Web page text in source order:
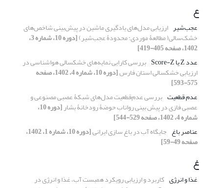
ع
عجب‌شیر ارزیابی مدل‌های یادگیری ماشین در پیش‌بینی شاخص‌های
خشک‌سالی( مطالعۀ موردی: محدودۀ عجب‌شیر) [دوره 10، شماره 3،
1402، صفحه 405-419]
عدد Z یا Score-Z
بررسی کارایی نمایه‌های خشکسالی هواشناسی در
ارزیابی خشکسالی استان فارس [دوره 10، شماره 4، 1402، صفحه
575-593]
عدم قطعیت بررسی عدم‌قطعیت مدل‌های شبکۀ عصبی مصنوعی و
عصبی فازی در پیش بینی رواناب حوضۀ رودخانۀ بشار [دوره 10،
شماره 4، 1402، صفحه 529-544]
عناصر باغ جایگاه آب در باغ سازی ایرانی [دوره 10، شماره 1، 1402،
صفحه 49-59]
غ
غذا و انرژی کاربرد و ارزیابی رویکرد همبست آب، غذا و انرژی در